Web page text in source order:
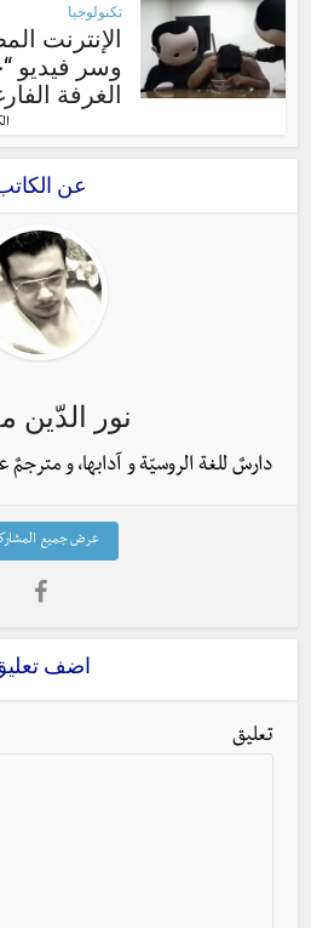
تكنولوجيا
الإنترنت
وسر فيديو
الغرفة
عن
نور الدّين
دارسٌ للغة الروسيّة و آدابها، و مترجمٌ
عرض جميع
اضف
تعليق